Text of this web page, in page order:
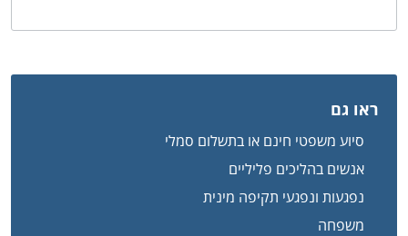
ראו גם
סיוע משפטי חינם או בתשלום סמלי
אנשים בהליכים פליליים
נפגעות ונפגעי תקיפה מינית
משפחה